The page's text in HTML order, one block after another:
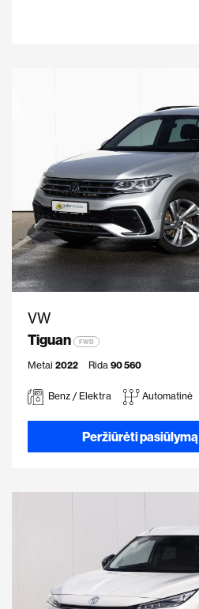
VW
Tiguan
FWD
Metai 2022 Rida 90 560
Benz / Elektra Automatinė
Peržiūrėti pasiūlymą